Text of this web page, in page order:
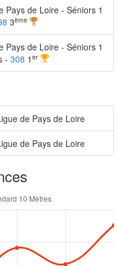
Pays de Loire - Séniors 1
3ème
Pays de Loire - Séniors 1
- 308 1 er
de Pays de Loire
de Pays de Loire